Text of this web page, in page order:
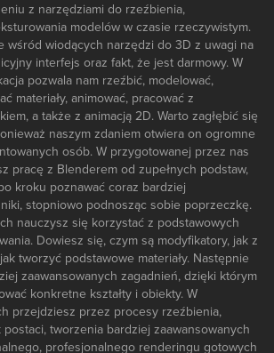
z narzędziami do rzeźbienia,
modelów w czasie rzeczywistym.
wśród wiodących narzędzi do 3D z uwagi na
interfejs oraz fakt, że jest darmowy. W
pozwala nam rzeźbić, modelować,
materiały, animować, pracować z
a także z animacją 2D. Warto zagłębić się
naszym zdaniem otwiera on ogromne
osób. W przygotowanej przez nas
pracę z Blenderem od zupełnych podstaw,
kroku poznawać coraz bardziej
stopniowo podnosząc sobie poprzeczkę.
nauczysz się korzystać z podstawowych
Dowiesz się, czym są modyfikatory, jak z
tworzyć podstawowe materiały. Następnie
zaawansowanych zagadnień, dzięki którym
konkretne kształty i obiekty. W
przejdziesz przez procesy rzeźbienia,
tworzenia bardziej zaawansowanych
profesjonalnego renderingu gotowych